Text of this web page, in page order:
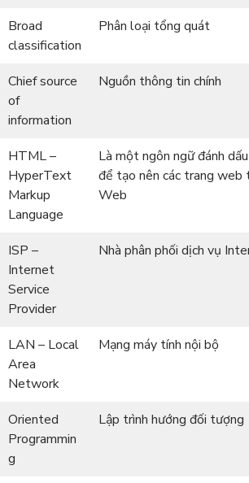
Broad
classification
Phân loại tổng quát
Chief source
of
information
Nguồn thông tin chính
HTML –
HyperText
Markup
Language
Là một ngôn ngữ đánh
để tạo nên các trang
Web
ISP –
Internet
Service
Provider
Nhà phân phối dịch vụ
LAN – Local
Area
Network
Mạng máy tính nội bộ
Oriented
Programmin
g
Lập trình hướng đối tượng